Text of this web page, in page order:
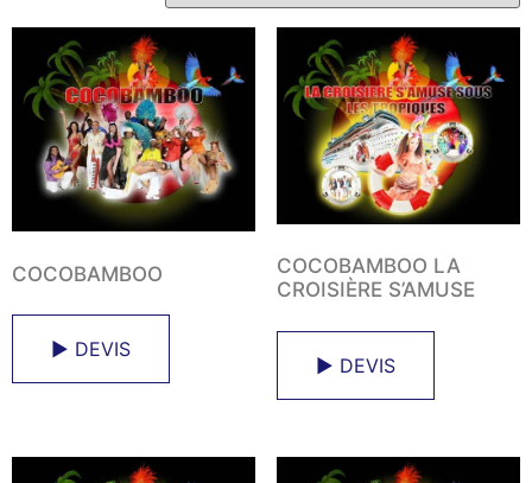
COCOBAMBOO
► DEVIS
COCOBAMBOO LA
CROISIÈRE S’AMUSE
► DEVIS